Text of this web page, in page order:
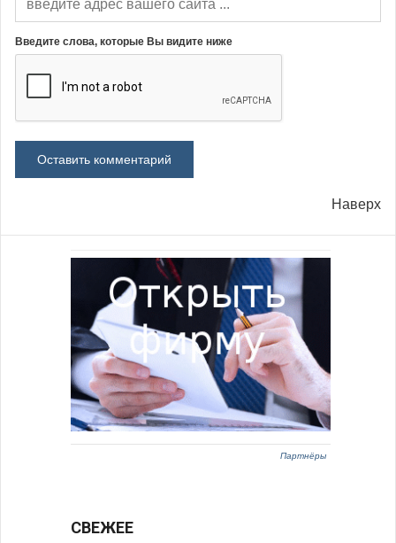
Введите слова, которые Вы видите ниже
Наверх
Партнёры
СВЕЖЕЕ